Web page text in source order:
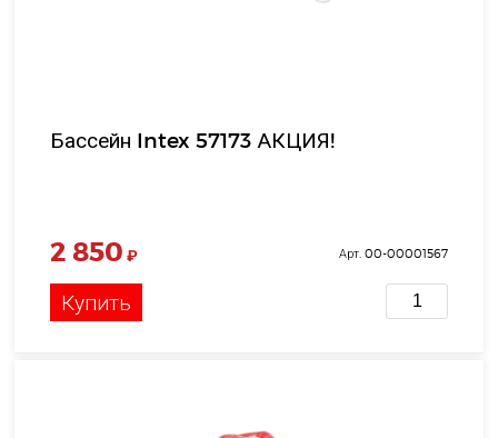
Бассейн Intex 57173 АКЦИЯ!
2 850 ₽ Арт. 00-00001567
Купить